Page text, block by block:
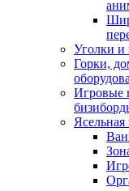
Уголки и
Горки,
Игровые